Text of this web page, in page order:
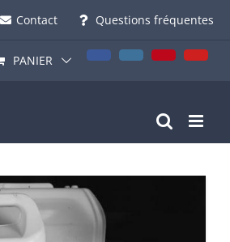
Contact Questions fréquentes
PANIER FacebookInstagram
Pinterest